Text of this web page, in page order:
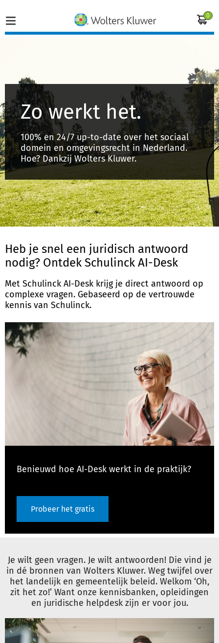
S
c
u
i
n
c
k
0
Home
Vakgebieden
Actueel
Producten
Opleidingen
Juridisch advies
Inloggen op de kennisbank
Inloggen
Registreren
Zo werkt het.
100% en 24/7 up-to-date over het sociaal
domein en omgevingsrecht in Nederland.
Hoe? Dankzij Wolters Kluwer.
Heb je snel een juridisch antwoord
nodig? Ontdek Schulinck AI-Desk
Met Schulinck AI-Desk krijg je direct antwoord op
complexe vragen. Gebaseerd op de vertrouwde
kennis van Schulinck.
Benieuwd hoe AI-Desk werkt in de praktijk?
Probeer het gratis
Je wilt geen vragen. Je wilt antwoorden! Die vind je
in dé bronnen van Wolters Kluwer. Weg twijfel over
het landelijk en gemeentelijk beleid. Welkom ‘Oh,
zit het zo!’ Want onze kennisbanken, opleidingen
en juridische helpdesk zijn er voor jou.